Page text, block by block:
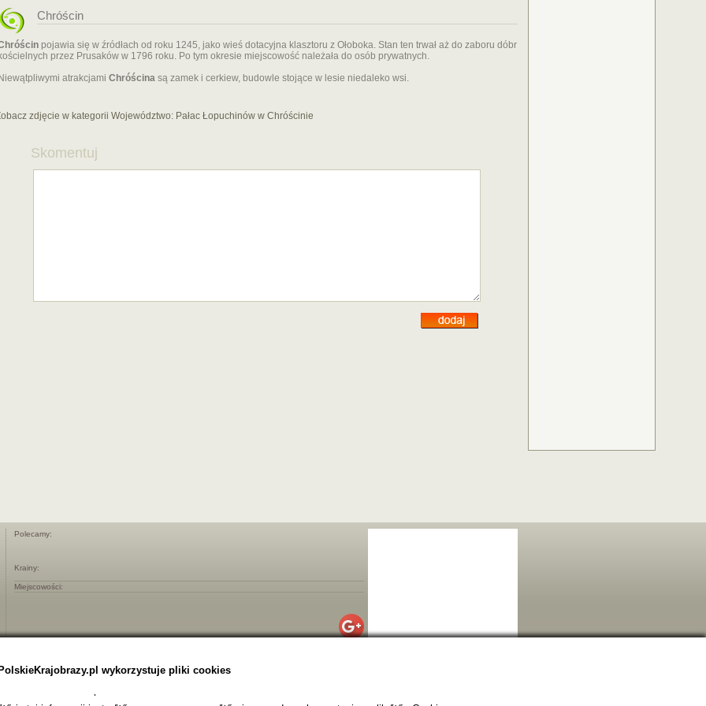
Chróścin
pojawia się w źródłach od roku 1245, jako wieś dotacyjna klasztoru z Ołoboka. Stan ten trwał aż do zaboru dóbr
przez Prusaków w 1796 roku. Po tym okresie miejscowość należała do osób prywatnych.
atrakcjami Chróścina są zamek i cerkiew, budowle stojące w lesie niedaleko wsi.
zdjęcie w kategorii Województwo: Pałac Łopuchinów w Chróścinie
Skomentuj
Polecamy:
Krainy:
Miejscowości:
wykorzystuje pliki cookies